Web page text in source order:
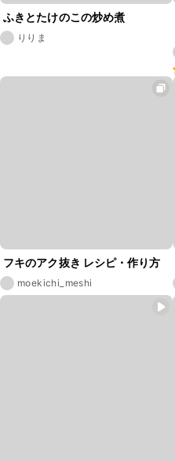
ふきとたけのこの炒め煮
りりま
フキのアク抜き レシピ・作り方
moekichi_meshi